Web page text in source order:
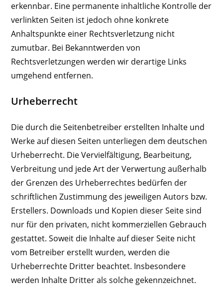
erkennbar. Eine permanente inhaltliche Kontrolle der
verlinkten Seiten ist jedoch ohne konkrete
Anhaltspunkte einer Rechtsverletzung nicht
zumutbar. Bei Bekanntwerden von
Rechtsverletzungen werden wir derartige Links
umgehend entfernen.
Urheberrecht
Die durch die Seitenbetreiber erstellten Inhalte und
Werke auf diesen Seiten unterliegen dem deutschen
Urheberrecht. Die Vervielfältigung, Bearbeitung,
Verbreitung und jede Art der Verwertung außerhalb
der Grenzen des Urheberrechtes bedürfen der
schriftlichen Zustimmung des jeweiligen Autors bzw.
Erstellers. Downloads und Kopien dieser Seite sind
nur für den privaten, nicht kommerziellen Gebrauch
gestattet. Soweit die Inhalte auf dieser Seite nicht
vom Betreiber erstellt wurden, werden die
Urheberrechte Dritter beachtet. Insbesondere
werden Inhalte Dritter als solche gekennzeichnet.